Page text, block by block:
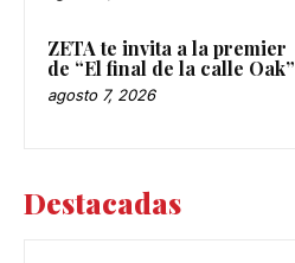
ZETA te invita a la premier
de “El final de la calle Oak”
agosto 7, 2026
Destacadas